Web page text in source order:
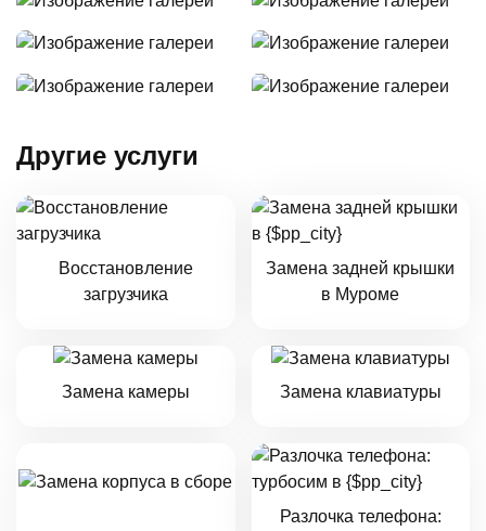
Другие услуги
Восстановление
загрузчика
Замена задней крышки
в Муроме
Замена камеры Замена клавиатуры
Разлочка телефона: